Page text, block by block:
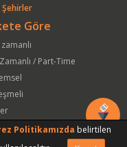
Şehirler
Göre
/ Part-Time
Politikamızda belirtilen